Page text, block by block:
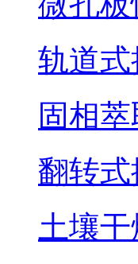
轨道
固相
翻转
土壤